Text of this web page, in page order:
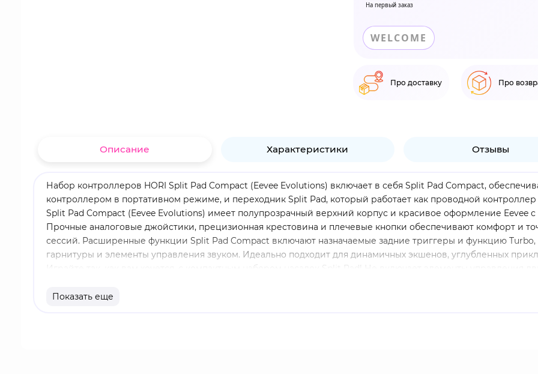
На первый заказ
WELCOME
Про доставку Про
Описание Характеристики Отзывы
Набор контроллеров HORI Split Pad Compact (Eevee Evolutions) включает в себя Split Pad Compact,
контроллером в портативном режиме, и переходник Split Pad, который работает как проводной
Split Pad Compact (Eevee Evolutions) имеет полупрозрачный верхний корпус и красивое оформление
Прочные аналоговые джойстики, прецизионная крестовина и плечевые кнопки обеспечивают комфорт и
сессий. Расширенные функции Split Pad Compact включают назначаемые задние триггеры и функцию Turbo,
гарнитуры и элементы управления звуком. Идеально подходит для динамичных экшенов, углубленных
Играйте так, как вам хочется, с компактным набором насадок Split Pad! Не включает элементы управления
проводного контроллераЭргономичная ручка, кнопки, триггеры, аналоговые джойстики и D-PadНабор
Показать еще